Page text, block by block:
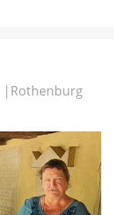
Rothenburg